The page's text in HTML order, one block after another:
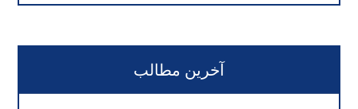
آخرین مطالب